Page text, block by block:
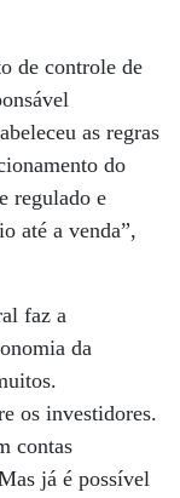
de controle de
as regras
do
regulado e
até a venda”,
faz a
da
os investidores.
contas
já é possível